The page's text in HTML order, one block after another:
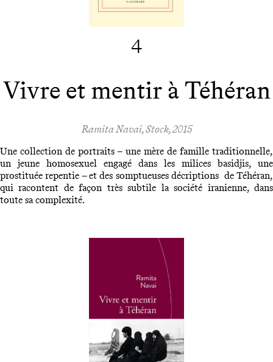
4
Vivre et mentir à Téhéran
Ramita Navai, Stock, 2015
Une collection de portraits – une mère de famille traditionnelle,
un jeune homosexuel engagé dans les milices basidjis, une
prostituée repentie – et des somptueuses décriptions de Téhéran,
qui racontent de façon très subtile la société iranienne, dans
toute sa complexité.